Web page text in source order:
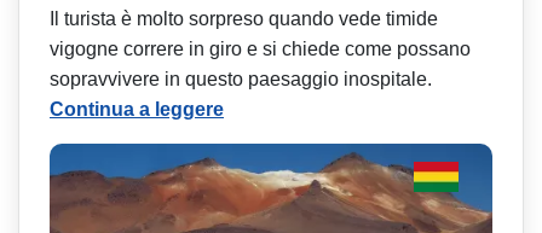
Il turista è molto sorpreso quando vede timide
vigogne correre in giro e si chiede come possano
sopravvivere in questo paesaggio inospitale.
Continua a leggere